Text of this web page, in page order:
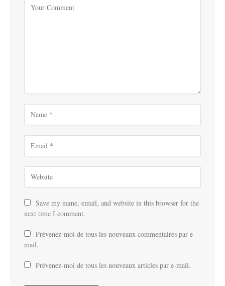
Save my name, email, and website in this browser for the
next time I comment.
Prévenez-moi de tous les nouveaux commentaires par e-
mail.
Prévenez-moi de tous les nouveaux articles par e-mail.